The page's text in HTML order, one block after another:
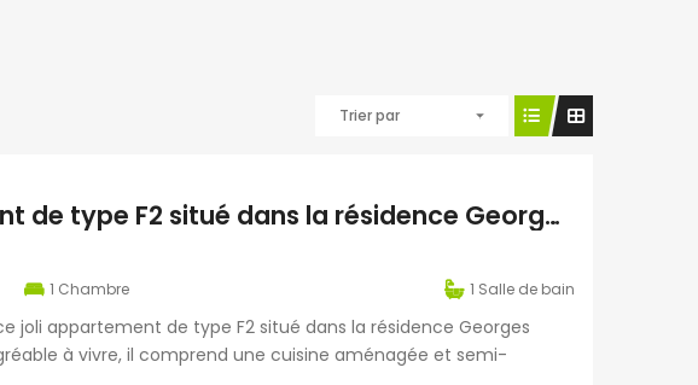
Trier par
À louer charmant appartement de type F2 situé dans la résidence Georges Brassens à Sainte-Clotilde Réunion
1 Chambre 1 Salle de bain
joli appartement de type F2 situé dans la résidence Georges
à vivre, il comprend une cuisine aménagée et semi-